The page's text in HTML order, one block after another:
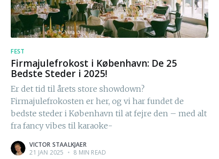
FEST
Firmajulefrokost i København: De 25
Bedste Steder i 2025!
Er det tid til årets store showdown?
Firmajulefrokosten er her, og vi har fundet de
bedste steder i København til at fejre den – med alt
fra fancy vibes til karaoke-
VICTOR STAALKJAER
21 JAN 2025 • 8 MIN READ